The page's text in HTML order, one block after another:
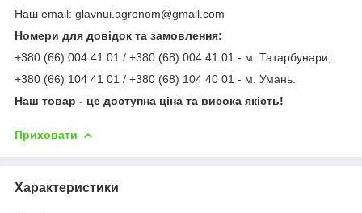
Наш email: glavnui.agronom@gmail.com
Номери для довідок та замовлення:
+380 (66) 004 41 01 / +380 (68) 004 41 01 - м. Татарбунари;
+380 (66) 104 41 01 / +380 (68) 104 40 01 - м. Умань.
Наш товар - це доступна ціна та висока якість!
Приховати
Характеристики